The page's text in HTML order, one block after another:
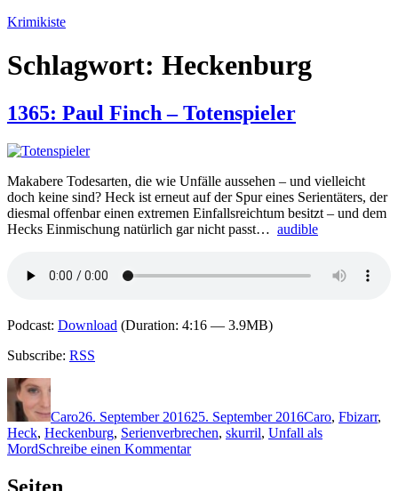
Zum
springen
Krimikiste
Schlagwort: Heckenburg
1365: Paul Finch – Totenspieler
Makabere Todesarten, die wie Unfälle aussehen – und vielleicht
doch keine sind? Heck ist erneut auf der Spur eines Serientäters, der
diesmal offenbar einen extremen Einfallsreichtum besitzt – und dem
Hecks Einmischung natürlich gar nicht passt… audible
Podcast: Download (Duration: 4:16 — 3.9MB)
Subscribe: RSS
Autor
Caro26. September 201625. September 2016Caro, Fbizarr,
Heck, Heckenburg, Serienverbrechen, skurril, Unfall als
MordSchreibe einen Kommentarzu
Seiten